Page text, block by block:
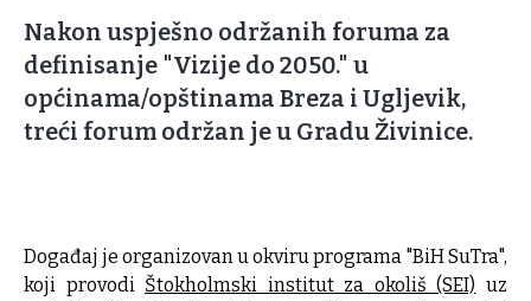
Nakon uspješno održanih foruma za
definisanje "Vizije do 2050." u
općinama/opštinama Breza i Ugljevik,
treći forum održan je u Gradu Živinice.
Događaj je organizovan u okviru programa "BiH SuTra",
koji provodi Štokholmski institut za okoliš (SEI) uz